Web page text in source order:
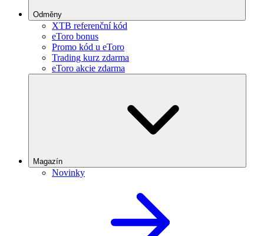
Odměny
XTB referenční kód
eToro bonus
Promo kód u eToro
Trading kurz zdarma
eToro akcie zdarma
Magazín
Novinky